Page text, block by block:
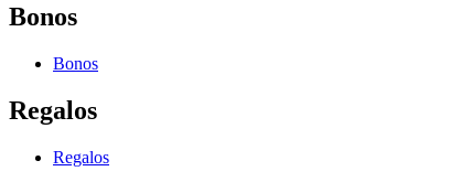
Bonos
Bonos
Regalos
Regalos